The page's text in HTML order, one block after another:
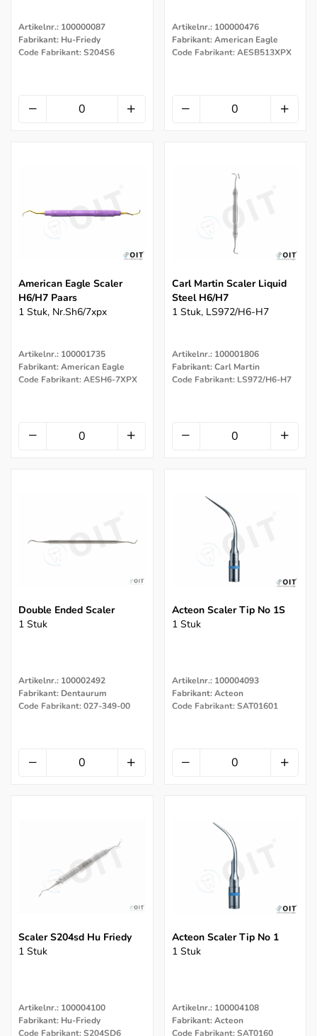
Artikelnr.: 100000087
Fabrikant: Hu-Friedy
Code Fabrikant: S204S6
Artikelnr.: 100000476
Fabrikant: American Eagle
Code Fabrikant: AESB513XPX
American Eagle Scaler
H6/H7 Paars
1 Stuk, Nr.sh6/7xpx
Artikelnr.: 100001735
Fabrikant: American Eagle
Code Fabrikant: AESH6-7XPX
Carl Martin Scaler Liquid
Steel H6/H7
1 Stuk, LS972/H6-H7
Artikelnr.: 100001806
Fabrikant: Carl Martin
Code Fabrikant: LS972/H6-H7
Double Ended Scaler
1 Stuk
Artikelnr.: 100002492
Fabrikant: Dentaurum
Code Fabrikant: 027-349-00
Acteon Scaler Tip No 1S
1 Stuk
Artikelnr.: 100004093
Fabrikant: Acteon
Code Fabrikant: SAT01601
Scaler S204sd Hu Friedy
1 Stuk
Artikelnr.: 100004100
Fabrikant: Hu-Friedy
Code Fabrikant: S204SD6
Acteon Scaler Tip No 1
1 Stuk
Artikelnr.: 100004108
Fabrikant: Acteon
Code Fabrikant: SAT0160